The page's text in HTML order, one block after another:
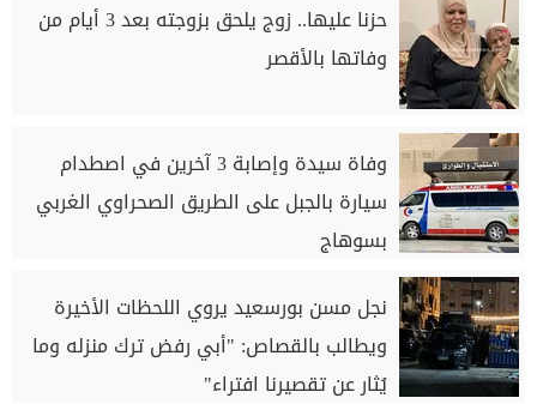
حزنا عليها.. زوج يلحق بزوجته بعد 3 أيام من
وفاتها بالأقصر
وفاة سيدة وإصابة 3 آخرين في اصطدام
سيارة بالجبل على الطريق الصحراوي الغربي
بسوهاج
نجل مسن بورسعيد يروي اللحظات الأخيرة
ويطالب بالقصاص: "أبي رفض ترك منزله وما
يُثار عن تقصيرنا افتراء"